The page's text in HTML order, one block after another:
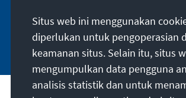
Jetzt abonnieren
Situs web ini menggunakan
diperlukan untuk pengoperasian
keamanan situs. Selain itu, situs
mengumpulkan data pengguna
analisis statistik dan untuk